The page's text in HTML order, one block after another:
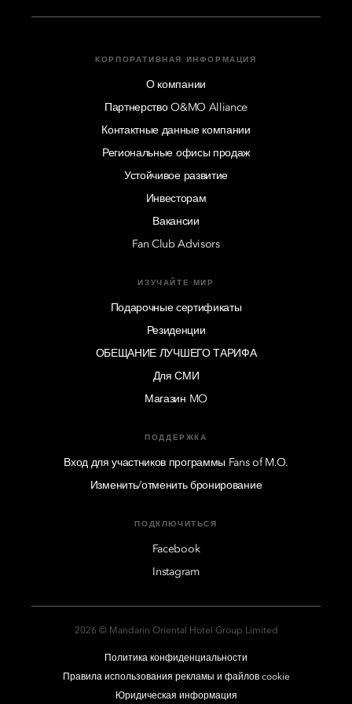
КОРПОРАТИВНАЯ ИНФОРМАЦИЯ
О компании
Партнерство O&MO Alliance
Контактные данные компании
Региональные офисы продаж
Устойчивое развитие
Инвесторам
Вакансии
Fan Club Advisors
ИЗУЧАЙТЕ МИР
Подарочные сертификаты
Резиденции
ОБЕЩАНИЕ ЛУЧШЕГО ТАРИФА
Для СМИ
Магазин MO
ПОДДЕРЖКА
Вход для участников программы Fans of M.O.
Изменить/отменить бронирование
ПОДКЛЮЧИТЬСЯ
Facebook
Instagram
2026 © Mandarin Oriental Hotel Group Limited
Политика конфиденциальности
Правила использования рекламы и файлов cookie
Юридическая информация